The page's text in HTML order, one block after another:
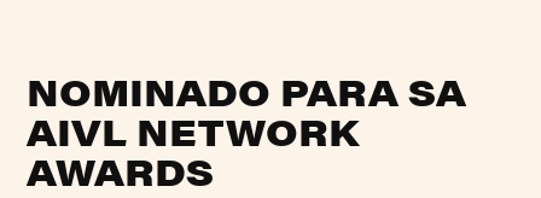
NOMINADO PARA SA
AIVL NETWORK
AWARDS